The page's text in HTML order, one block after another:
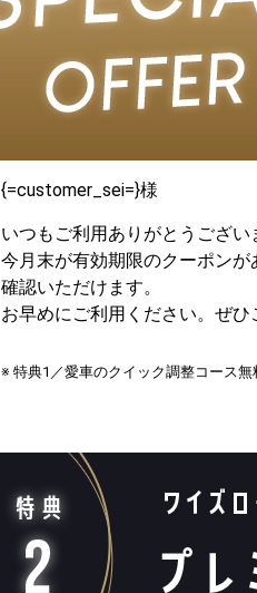
{=customer_sei=}様
いつもご利用ありがとうござい
今月末が有効期限のクーポン
確認いただけます。
お早めにご利用ください。ぜひ
※ 特典1／愛車のクイック調整コース無